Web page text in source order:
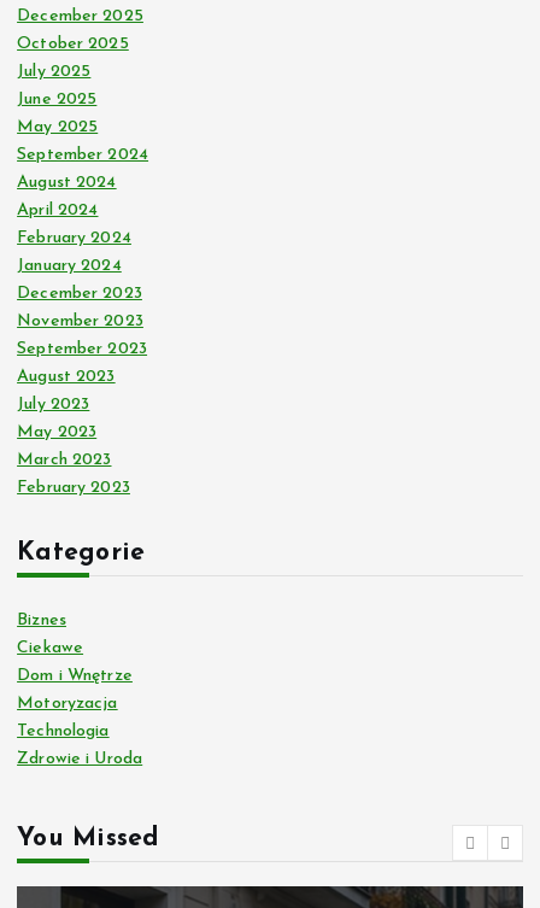
December 2025
October 2025
July 2025
June 2025
May 2025
September 2024
August 2024
April 2024
February 2024
January 2024
December 2023
November 2023
September 2023
August 2023
July 2023
May 2023
March 2023
February 2023
Kategorie
Biznes
Ciekawe
Dom i Wnętrze
Motoryzacja
Technologia
Zdrowie i Uroda
You Missed